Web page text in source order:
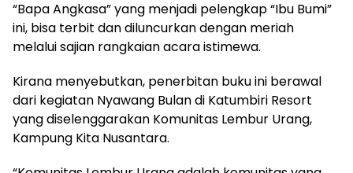
“Bapa Angkasa” yang menjadi pelengkap “Ibu Bumi”
ini, bisa terbit dan diluncurkan dengan meriah
melalui sajian rangkaian acara istimewa.
Kirana menyebutkan, penerbitan buku ini berawal
dari kegiatan Nyawang Bulan di Katumbiri Resort
yang diselenggarakan Komunitas Lembur Urang,
Kampung Kita Nusantara.